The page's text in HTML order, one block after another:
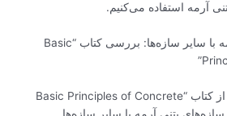
آرمه استفاده می‌کنیم.
مقایسه سازه‌های بتنی آرمه با سایر سازه‌ها: بررسی کتاب “Basic
در این قسمت، با استفاده از کتاب “Basic Principles of Concrete